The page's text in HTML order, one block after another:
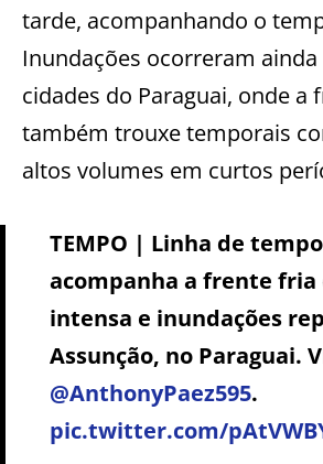
tarde, acompanhando o
Inundações ocorreram
cidades do Paraguai, onde a
também trouxe temporais
altos volumes em curtos
TEMPO | Linha de
acompanha a frente fria
intensa e inundações
Assunção, no Paraguai.
@AnthonyPaez595.
pic.twitter.com/